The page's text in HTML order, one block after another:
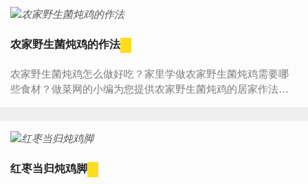
农家野生菌炖鸡的作法
农家野生菌炖鸡怎么做好吃？家里学做农家野生菌炖鸡需要哪
些食材？做菜网的小编为您提供农家野生菌炖鸡的居家作法图
红枣当归炖鸡脚